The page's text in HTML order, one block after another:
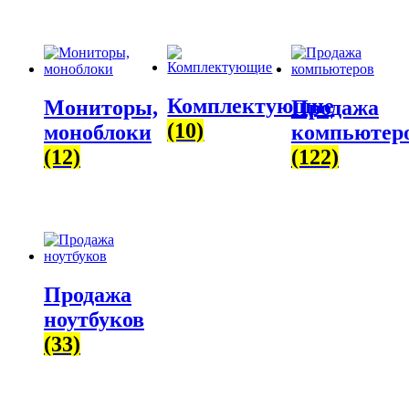
Мониторы,
моноблоки
(12)
Комплектующие
(10)
Продажа
(122)
Продажа
ноутбуков
(33)